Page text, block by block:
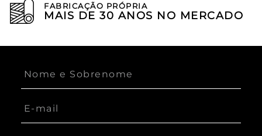
FABRICAÇÃO PRÓPRIA
MAIS DE 30 ANOS NO MERCADO